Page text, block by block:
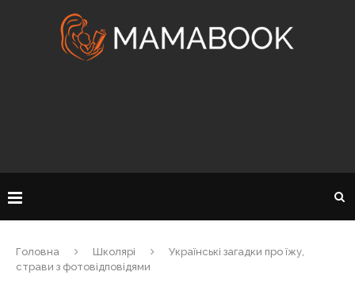
Головна Школярі
Українські загадки про їжу,
страви з фотовідповідями